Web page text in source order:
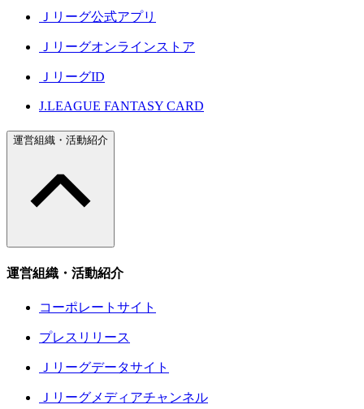
Ｊリーグ公式アプリ
Ｊリーグオンラインストア
ＪリーグID
J.LEAGUE FANTASY CARD
運営組織・活動紹介
運営組織・活動紹介
コーポレートサイト
プレスリリース
Ｊリーグデータサイト
Ｊリーグメディアチャンネル